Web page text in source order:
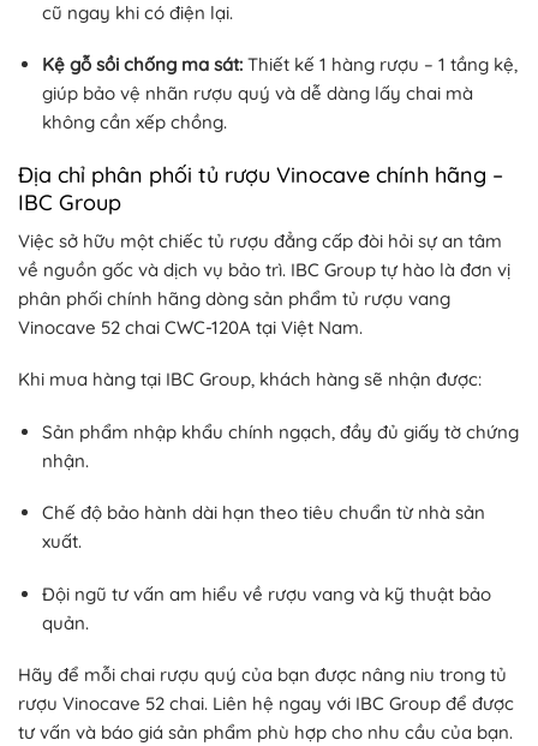
cũ ngay khi có điện lại.
Kệ gỗ sồi chống ma sát:Thiết kế 1 hàng rượu – 1 tầng kệ,
giúp bảo vệ nhãn rượu quý và dễ dàng lấy chai mà
không cần xếp chồng.
Địa chỉ phân phối tủ rượu Vinocave chính hãng –
IBC Group
Việc sở hữu một chiếc tủ rượu đẳng cấp đòi hỏi sự an tâm
về nguồn gốc và dịch vụ bảo trì. IBC Group tự hào là đơn vị
phân phối chính hãng dòng sản phẩm tủ rượu vang
Vinocave 52 chai CWC-120A tại Việt Nam.
Khi mua hàng tại IBC Group, khách hàng sẽ nhận được:
Sản phẩm nhập khẩu chính ngạch, đầy đủ giấy tờ chứng
nhận.
Chế độ bảo hành dài hạn theo tiêu chuẩn từ nhà sản
xuất.
Đội ngũ tư vấn am hiểu về rượu vang và kỹ thuật bảo
quản.
Hãy để mỗi chai rượu quý của bạn được nâng niu trong tủ
rượu Vinocave 52 chai. Liên hệ ngay với IBC Group để được
tư vấn và báo giá sản phẩm phù hợp cho nhu cầu của bạn.